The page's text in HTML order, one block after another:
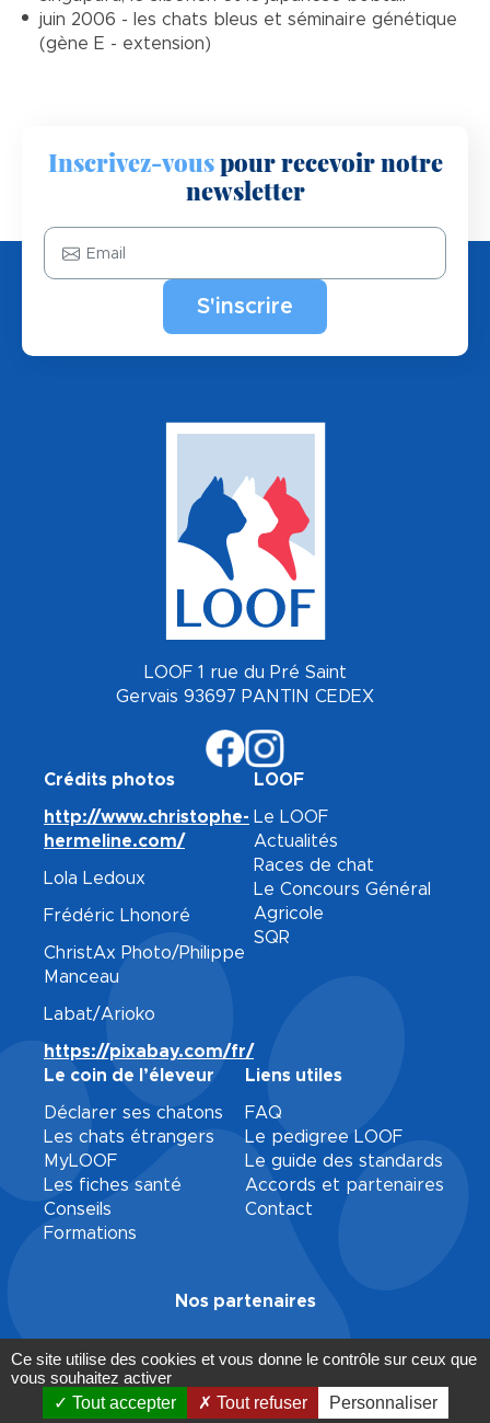
juin 2006 - les chats bleus et séminaire génétique
(gène E - extension)
Inscrivez-vouspour recevoir notre
newsletter
LOOF 1 rue du Pré Saint
Gervais 93697 PANTIN CEDEX
Crédits photos
http://www.christophe-
hermeline.com/
Lola Ledoux
Frédéric Lhonoré
ChristAx Photo/Philippe
Manceau
Labat/Arioko
https://pixabay.com/fr/
LOOF
Le LOOF
Actualités
Races de chat
Le Concours Général
Agricole
SQR
Le coin de l’éleveur
Déclarer ses chatons
Les chats étrangers
MyLOOF
Les fiches santé
Conseils
Formations
Liens utiles
FAQ
Le pedigree LOOF
Le guide des standards
Accords et partenaires
Contact
Nos partenaires
Copyright© 2024-2026 LOOF. Tous droits réservés.
Mentions légalesGestion des cookies
Ce site utilise des cookies et vous donne le contrôle sur ceux que
vous souhaitez activer
Tout accepter
Tout refuser
Personnaliser